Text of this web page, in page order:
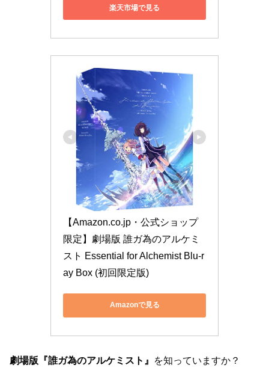
楽天市場で見る
【Amazon.co.jp・公式ショップ
限定】劇場版 誰ガ為のアルケミ
スト Essential for Alchemist Blu-r
ay Box (初回限定版)
Amazonで見る
劇場版『誰ガ為のアルケミスト』
を知っていますか？